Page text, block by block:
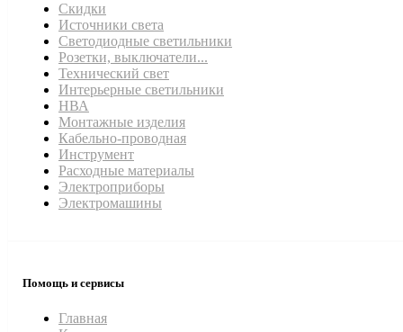
Скидки
Источники света
Светодиодные светильники
Розетки, выключатели...
Технический свет
Интерьерные светильники
НВА
Монтажные изделия
Кабельно-проводная
Инструмент
Расходные материалы
Электроприборы
Электромашины
Помощь и сервисы
Главная